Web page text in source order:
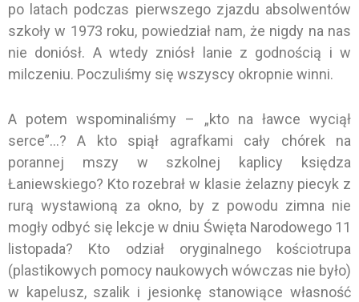
po latach podczas pierwszego zjazdu absolwentów
szkoły w 1973 roku, powiedział nam, że nigdy na nas
nie doniósł. A wtedy zniósł lanie z godnością i w
milczeniu. Poczuliśmy się wszyscy okropnie winni.
A potem wspominaliśmy – „kto na ławce wyciął
serce”…? A kto spiął agrafkami cały chórek na
porannej mszy w szkolnej kaplicy księdza
Łaniewskiego? Kto rozebrał w klasie żelazny piecyk z
rurą wystawioną za okno, by z powodu zimna nie
mogły odbyć się lekcje w dniu Święta Narodowego 11
listopada? Kto odział oryginalnego kościotrupa
(plastikowych pomocy naukowych wówczas nie było)
w kapelusz, szalik i jesionkę stanowiące własność